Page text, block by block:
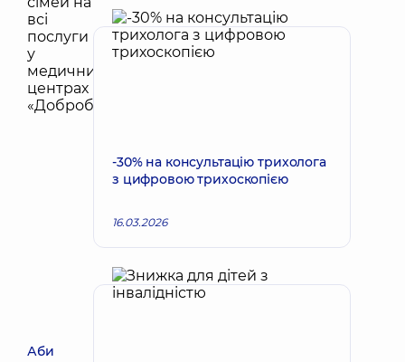
Аби
-30% на консультацію трихолога
з цифровою трихоскопією
16.03.2026